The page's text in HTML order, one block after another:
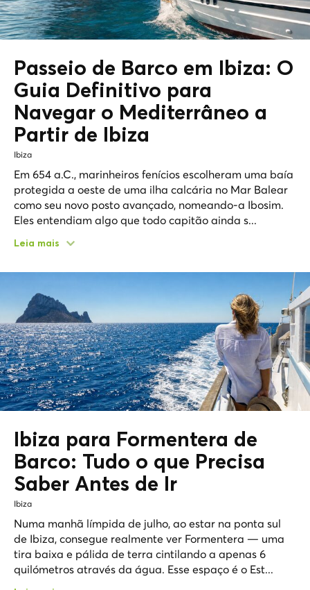
Passeio de Barco em Ibiza: O
Guia Definitivo para
Navegar o Mediterrâneo a
Partir de Ibiza
Ibiza
Em 654 a.C., marinheiros fenícios escolheram uma baía
protegida a oeste de uma ilha calcária no Mar Balear
como seu novo posto avançado, nomeando-a Ibosim.
Eles entendiam algo que todo capitão ainda s...
Leia mais
Ibiza para Formentera de
Barco: Tudo o que Precisa
Saber Antes de Ir
Ibiza
Numa manhã límpida de julho, ao estar na ponta sul
de Ibiza, consegue realmente ver Formentera — uma
tira baixa e pálida de terra cintilando a apenas 6
quilómetros através da água. Esse espaço é o Est...